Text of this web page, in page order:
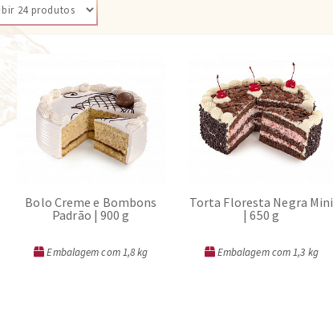
Bolo Creme e Bombons
Padrão | 900 g
Embalagem com 1,8 kg
Torta Floresta Negra Mini
| 650 g
Embalagem com 1,3 kg